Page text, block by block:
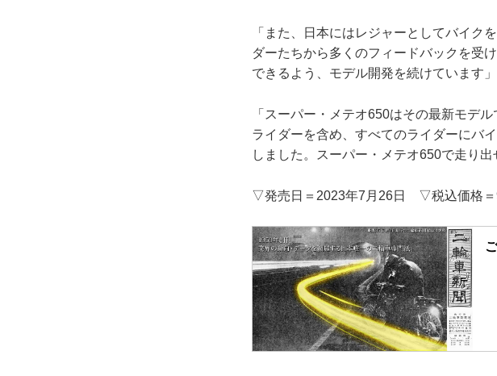
「また、日本にはレジャーとしてバイク
ダーたちから多くのフィードバックを受
できるよう、モデル開発を続けています」
「スーパー・メテオ650はその最新モデ
ライダーを含め、すべてのライダーにバ
しました。スーパー・メテオ650で走り
▽発売日＝2023年7月26日 ▽税込価格＝